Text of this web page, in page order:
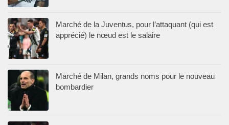
Marché de la Juventus, pour l’attaquant (qui est
apprécié) le nœud est le salaire
Marché de Milan, grands noms pour le nouveau
bombardier